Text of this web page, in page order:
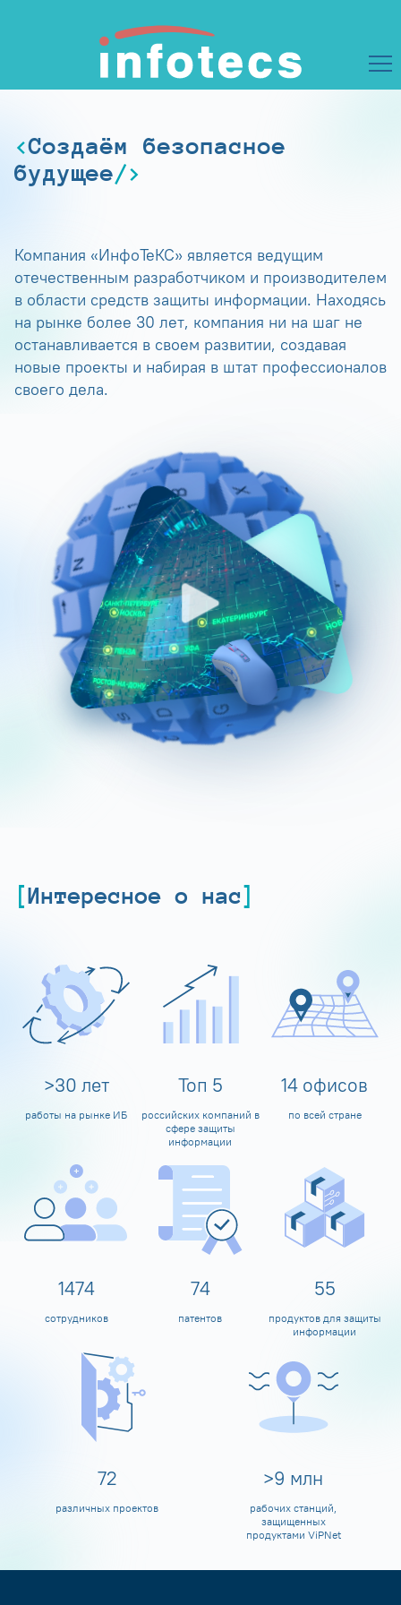
Создаём безопасное
будущее
Компания «ИнфоТеКС» является ведущим
отечественным разработчиком и производителем
в области средств защиты информации. Находясь
на рынке более 30 лет, компания ни на шаг не
останавливается в своем развитии, создавая
новые проекты и набирая в штат профессионалов
своего дела.
Интересное о нас
>30 лет
работы на рынке ИБ
Топ 5
российских компаний в
сфере защиты
информации
14 офисов
по всей стране
1598
сотрудников
80
патентов
60
продуктов для защиты
информации
80
различных проектов
>10 млн
рабочих станций,
защищенных
продуктами ViPNet